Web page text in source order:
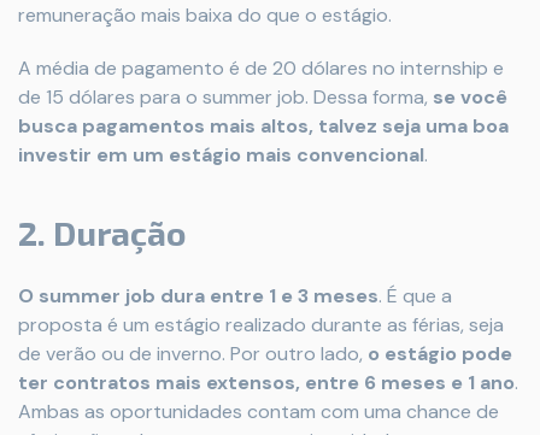
remuneração mais baixa do que o estágio.
A média de pagamento é de 20 dólares no internship e
de 15 dólares para o summer job. Dessa forma, se você
busca pagamentos mais altos, talvez seja uma boa
investir em um estágio mais convencional.
2. Duração
O summer job dura entre 1 e 3 meses. É que a
proposta é um estágio realizado durante as férias, seja
de verão ou de inverno. Por outro lado, o estágio pode
ter contratos mais extensos, entre 6 meses e 1 ano.
Ambas as oportunidades contam com uma chance de